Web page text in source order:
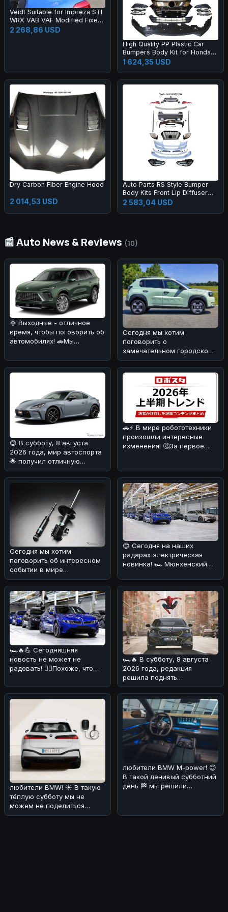
Veidt Suitable for Impreza STI
WRX VAB VAF Modified Fixed
Wing EUR Model Carbon Fiber
GT Large Spoiler
2 268,86 USD
High Quality PP Plastic Car
Bumpers Body Kit for Honda
2015 HRV Vezel Upgrade 20
1 624,35 USD
Dry Carbon Fiber Engine Hood
2 014,53 USD
Auto Parts RS Style Bumper
Body Kits Front Lip Diffuser
Side Skirts Headlights
Taillights Bumper Body Kit for
2 583,04 USD
📰 Auto News & Reviews (10)
🌞 Выходные - отличное
время, чтобы поговорить об
автомобилях! 🚗Мы
новости: Bu
Сегодня мы хотим
поговорить о
замечательном городском
автомобиле, который уже
завоевал сердца многих
😊 В субботу, 8 августа
2026 года, мир автоспорта
🌟 получил отличную
новость от Toyota GAZOO
Racing
🚗⚡ В мире робототехники
произошли интересные
изменения! 🤔За первое
Сегодня мы хотим
поговорить об интересном
событии в мире
автозапчастей 🚗. Компания
Tein, известный
😊 Сегодня на наших
радарах электрическая
новинка! 🏎️ Мюнхенский
серийное произв
🏎🔥💪 Сегодняшняя
новость не может не
радовать! 💁‍♀️Похоже, что
своего нов
🏎🔥 В субботу, 8 августа
2026 года, редакция
решила поднять
интересную тему,
связанную с BMW. На дн
любители BMW! ☀️ В такую
тёплую субботу мы не
можем не поделиться
интересной новостью. По
любители BMW M-power! 😊
В такой ленивый субботний
день 🏁 мы решили